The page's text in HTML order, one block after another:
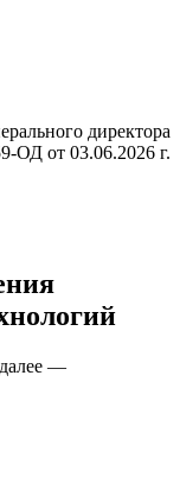
директора
ОД от 03.06.2026 г.
—